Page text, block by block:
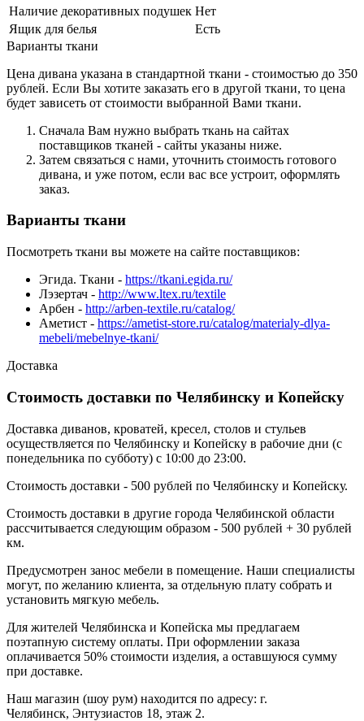
Наличие декоративных подушек Нет
Ящик для белья
Есть
Варианты ткани
Цена дивана указана в стандартной ткани - стоимостью до 350
рублей. Если Вы хотите заказать его в другой ткани, то цена
будет зависеть от стоимости выбранной Вами ткани.
Сначала Вам нужно выбрать ткань на сайтах
поставщиков тканей - сайты указаны ниже.
Затем связаться с нами, уточнить стоимость готового
дивана, и уже потом, если вас все устроит, оформлять
заказ.
Варианты ткани
Посмотреть ткани вы можете на сайте поставщиков:
Эгида. Ткани - https://tkani.egida.ru/
Лэзертач - http://www.ltex.ru/textile
Арбен - http://arben-textile.ru/catalog/
Аметист - https://ametist-store.ru/catalog/materialy-dlya-
mebeli/mebelnye-tkani/
Доставка
Стоимость доставки по Челябинску и Копейску
Доставка диванов, кроватей, кресел, столов и стульев
осуществляется по Челябинску и Копейску в рабочие дни (с
понедельника по субботу) с 10:00 до 23:00.
Стоимость доставки - 500 рублей по Челябинску и Копейску.
Стоимость доставки в другие города Челябинской области
рассчитывается следующим образом - 500 рублей + 30 рублей
км.
Предусмотрен занос мебели в помещение. Наши специалисты
могут, по желанию клиента, за отдельную плату собрать и
установить мягкую мебель.
Для жителей Челябинска и Копейска мы предлагаем
поэтапную систему оплаты. При оформлении заказа
оплачивается 50% стоимости изделия, а оставшуюся сумму
при доставке.
Наш магазин (шоу рум) находится по адресу: г.
Челябинск, Энтузиастов 18, этаж 2.